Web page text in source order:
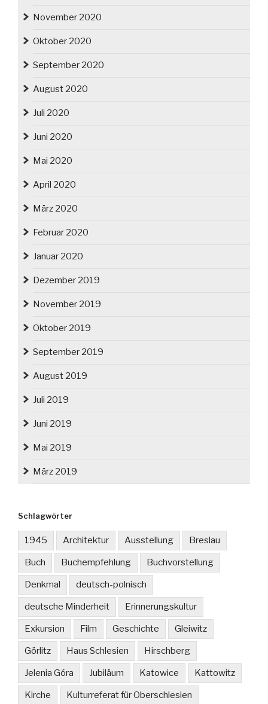
November 2020
Oktober 2020
September 2020
August 2020
Juli 2020
Juni 2020
Mai 2020
April 2020
März 2020
Februar 2020
Januar 2020
Dezember 2019
November 2019
Oktober 2019
September 2019
August 2019
Juli 2019
Juni 2019
Mai 2019
März 2019
Schlagwörter
1945 Architektur Ausstellung Breslau
Buch Buchempfehlung Buchvorstellung
Denkmal deutsch-polnisch
deutsche Minderheit Erinnerungskultur
Exkursion Film Geschichte Gleiwitz
Görlitz Haus Schlesien Hirschberg
Jelenia Góra Jubiläum Katowice Kattowitz
Kirche Kulturreferat für Oberschlesien